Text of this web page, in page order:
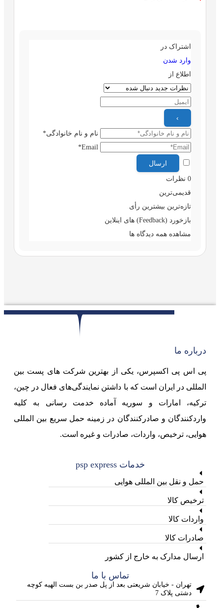
اشتراک در
وارد شدن
اطلاع از
نام و نام خانوادگی*
Email*
0 نظرات
قدیمی‌ترین
تازه‌ترین بیشترین رأی
بازخورد (Feedback) های اینلاین
مشاهده همه دیدگاه ها
درباره ما
پی اس پی اکسپرس، یکی از بهترین شرکت های پست بین
المللی در ایران است که با داشتن نمایندگی‌های فعال در چین،
ترکیه، امارات و سوریه آماده خدمت رسانی به کلیه
واردکنندگان و صادرکنندگان در زمینه حمل سریع بین المللی
هوایی، ترخیص، واردات، صادرات و غیره است.
خدمات psp express
حمل و نقل بین المللی هوایی
ترخیص کالا
واردات کالا
صادرات کالا
ارسال مدارک به خارج از کشور
تماس با ما
تهران - خیابان شریعتی بعد از پل صدر بن بست الهیه کوچه
دشتی پلاک 7